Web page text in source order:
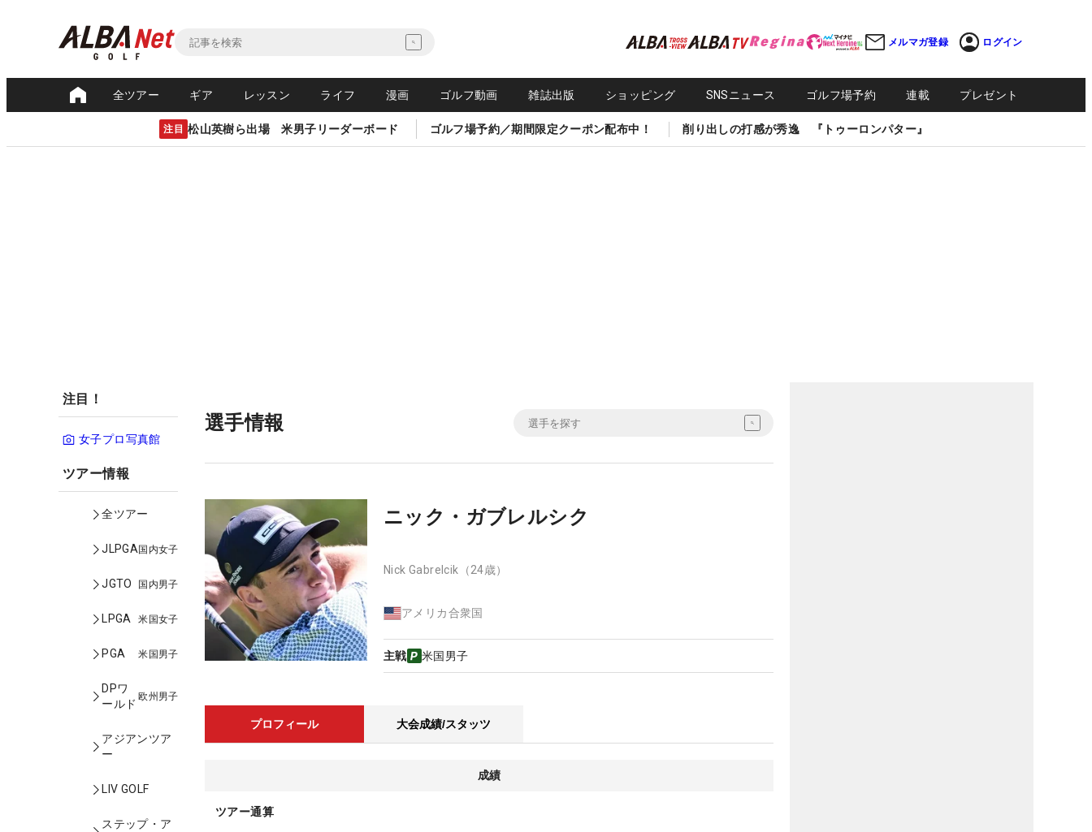
メルマガ登録 ログイン
全ツアー ギア レッスン ライフ 漫画 ゴルフ動画 雑誌出版 ショッピング SNSニュース ゴルフ場予約 連載 プレゼント
注目 松山英樹ら出場 米男子リーダーボード ゴルフ場予約／期間限定クーポン配布中！ 削り出しの打感が秀逸 『トゥーロンパター』
注目！
女子プロ写真館
ツアー情報
全ツアー
JLPGA国内女子
JGTO 国内男子
LPGA 米国女子
PGA 米国男子
DPワ
ールド
欧州男子
アジアンツア
ー
LIV GOLF
ステップ・ア
選手情報
ニック・ガブレルシク
Nick Gabrelcik （24歳）
アメリカ合衆国
主戦 米国男子
プロフィール 大会成績/スタッツ
成績
ツアー通算